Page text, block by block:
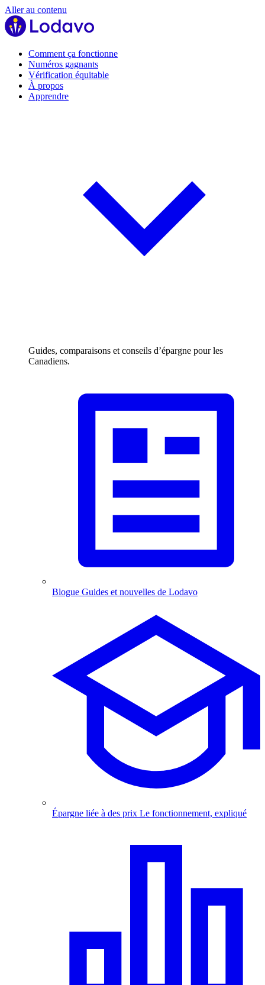
Aller au contenu
Comment ça fonctionne
Numéros gagnants
Vérification équitable
À propos
Apprendre
Guides, comparaisons et conseils d’épargne pour les
Canadiens.
Blogue Guides et nouvelles de Lodavo
Épargne liée à des prix Le fonctionnement, expliqué